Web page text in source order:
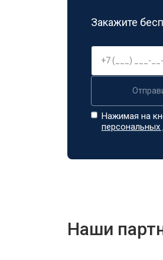
Закажите
Нажимая на
персональных
Наши